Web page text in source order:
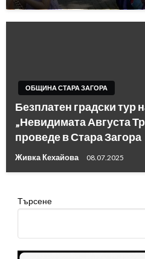
ОБЩИНА СТАРА ЗАГОРА
Безплатен градски тур
„Невидимата Августа
проведе в Стара Загора
Живка Кехайова 08.07.2025
Търсене